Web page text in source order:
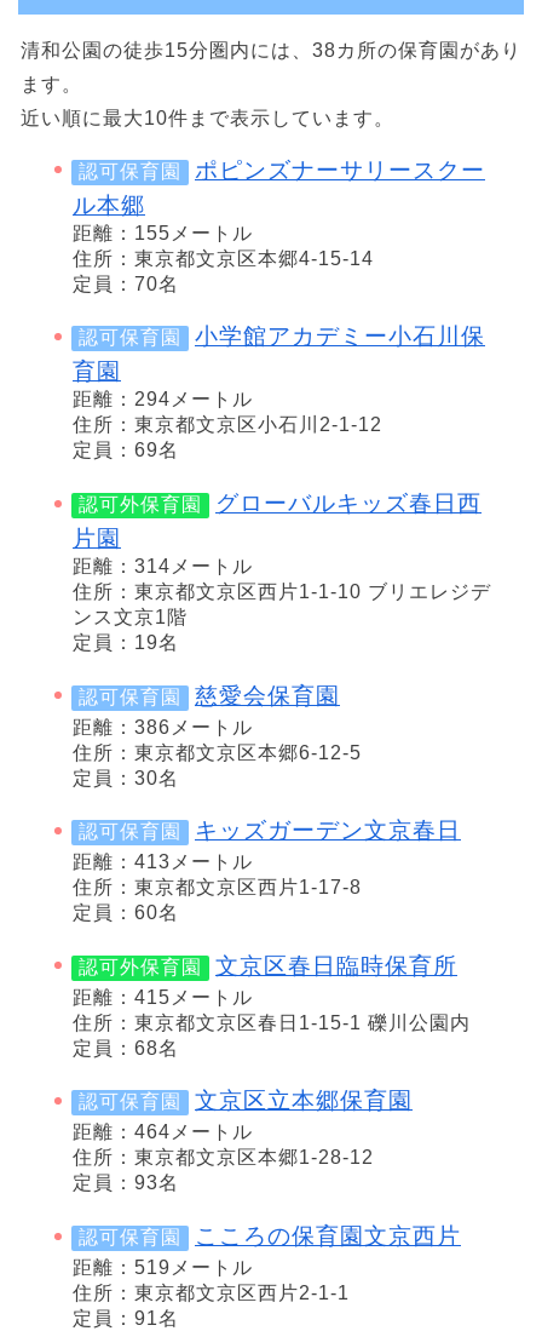
清和公園の徒歩15分圏内には、38カ所の保育園があり
ます。
近い順に最大10件まで表示しています。
認可保育園
ポピンズナーサリースクー
ル本郷
距離：155メートル
住所：東京都文京区本郷4-15-14
定員：70名
認可保育園
小学館アカデミー小石川保
育園
距離：294メートル
住所：東京都文京区小石川2-1-12
定員：69名
認可外保育園
グローバルキッズ春日西
片園
距離：314メートル
住所：東京都文京区西片1-1-10 ブリエレジデ
ンス文京1階
定員：19名
認可保育園 慈愛会保育園
距離：386メートル
住所：東京都文京区本郷6-12-5
定員：30名
認可保育園 キッズガーデン文京春日
距離：413メートル
住所：東京都文京区西片1-17-8
定員：60名
認可外保育園 文京区春日臨時保育所
距離：415メートル
住所：東京都文京区春日1-15-1 礫川公園内
定員：68名
認可保育園 文京区立本郷保育園
距離：464メートル
住所：東京都文京区本郷1-28-12
定員：93名
認可保育園 こころの保育園文京西片
距離：519メートル
住所：東京都文京区西片2-1-1
定員：91名